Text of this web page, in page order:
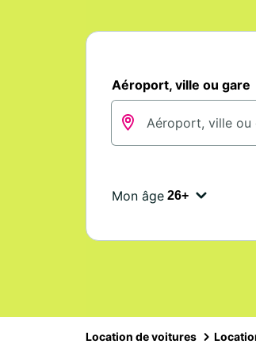
Aéroport, ville ou gare
Mon âge
Location de voitures